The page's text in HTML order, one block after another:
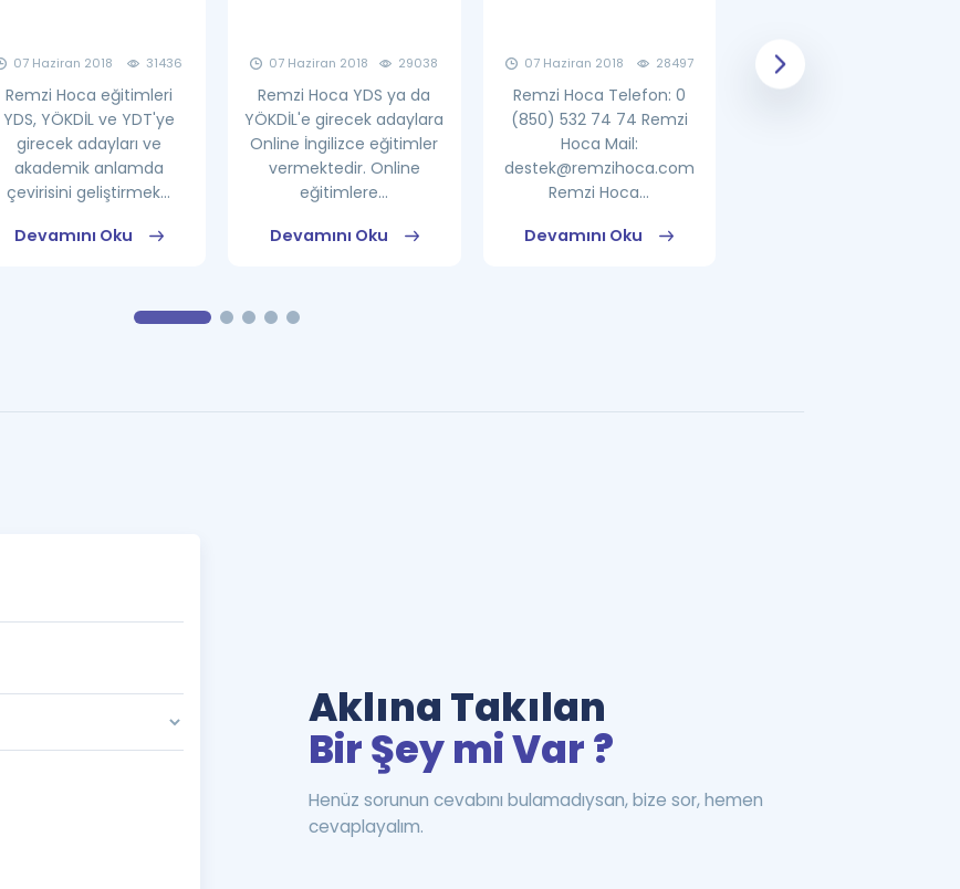
07 Haziran 2018 31436
Remzi Hoca eğitimleri
YDS, YÖKDİL ve YDT'ye
girecek adayları ve
akademik anlamda
çevirisini geliştirmek...
Devamını Oku
07 Haziran 2018 29038
Remzi Hoca YDS ya da
YÖKDİL'e girecek adaylara
Online İngilizce eğitimler
vermektedir. Online
eğitimlere...
Devamını Oku
07 Haziran 2018 28497
Remzi Hoca Telefon: 0
(850) 532 74 74 Remzi
Hoca Mail:
destek@remzihoca.com
Remzi Hoca...
Devamını Oku
08 Haziran 2018
Aklına Takılan
Bir Şey mi Var ?
Henüz sorunun cevabını bulamadıysan, bize sor, hemen
cevaplayalım.